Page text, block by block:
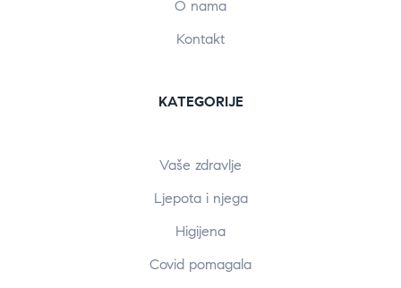
O nama
Kontakt
KATEGORIJE
Vaše zdravlje
Ljepota i njega
Higijena
Covid pomagala